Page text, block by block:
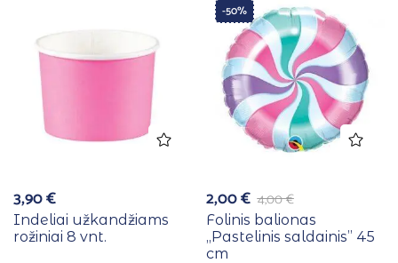
3,90€
Indeliai užkandžiams
rožiniai 8 vnt.
-50%
4,00€
2,00€
Folinis balionas
,,Pastelinis saldainis” 45
cm